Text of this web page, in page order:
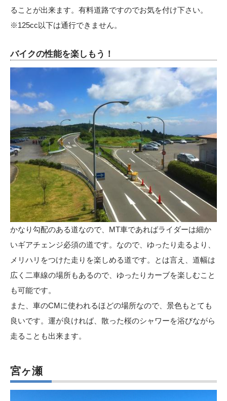
ることが出来ます。有料道路ですのでお気を付け下さい。
※125cc以下は通行できません。
バイクの性能を楽しもう！
かなり勾配のある道なので、MT車であればライダーは細か
いギアチェンジ必須の道です。なので、ゆったり走るより、
メリハリをつけた走りを楽しめる道です。とは言え、道幅は
広く二車線の場所もあるので、ゆったりカーブを楽しむこと
も可能です。
また、車のCMに使われるほどの場所なので、景色もとても
良いです。運が良ければ、散った桜のシャワーを浴びながら
走ることも出来ます。
宮ヶ瀬